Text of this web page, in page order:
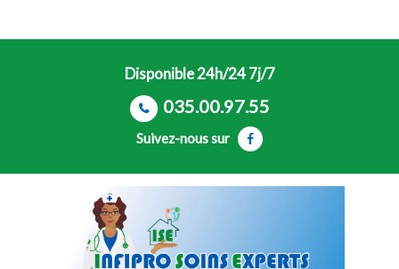
Disponible 24h/24 7j/7
035.00.97.55
Suivez-nous sur